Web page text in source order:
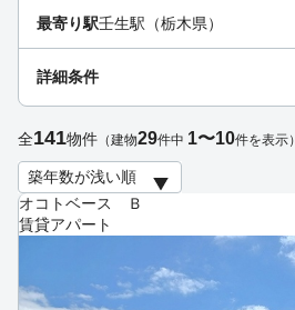
オコトベース Ｂ
賃貸アパート
最寄り駅壬生駅（栃木県）
詳細条件
全141物件 （建物29件中 1〜10件を表示）